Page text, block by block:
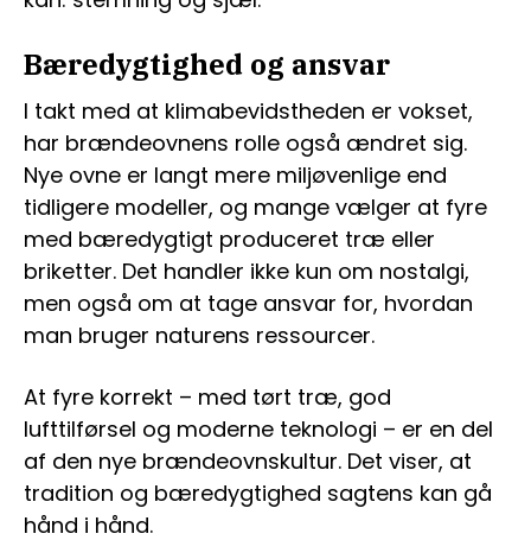
Bæredygtighed og ansvar
I takt med at klimabevidstheden er vokset,
har brændeovnens rolle også ændret sig.
Nye ovne er langt mere miljøvenlige end
tidligere modeller, og mange vælger at fyre
med bæredygtigt produceret træ eller
briketter. Det handler ikke kun om nostalgi,
men også om at tage ansvar for, hvordan
man bruger naturens ressourcer.
At fyre korrekt – med tørt træ, god
lufttilførsel og moderne teknologi – er en del
af den nye brændeovnskultur. Det viser, at
tradition og bæredygtighed sagtens kan gå
hånd i hånd.